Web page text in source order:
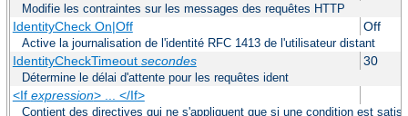
Modifie les contraintes sur les messages des requêtes HTTP
IdentityCheck On|Off Off
Active la journalisation de l'identité RFC 1413 de l'utilisateur distant
IdentityCheckTimeout secondes 30
Détermine le délai d'attente pour les requêtes ident
<If expression> ... </If>
Contient des directives qui ne s'appliquent que si une condition est